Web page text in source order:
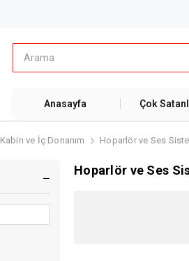
Anasayfa Çok
Kabin ve İç Donanım Hoparlör ve Ses
Hoparlör ve Ses